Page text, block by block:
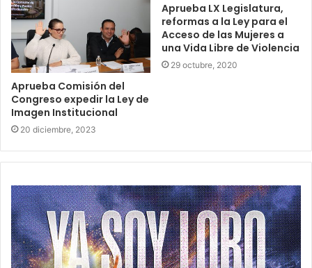
Aprueba Comisión del
Congreso expedir la Ley de
Imagen Institucional
20 diciembre, 2023
Aprueba LX Legislatura,
reformas a la Ley para el
Acceso de las Mujeres a
una Vida Libre de Violencia
29 octubre, 2020